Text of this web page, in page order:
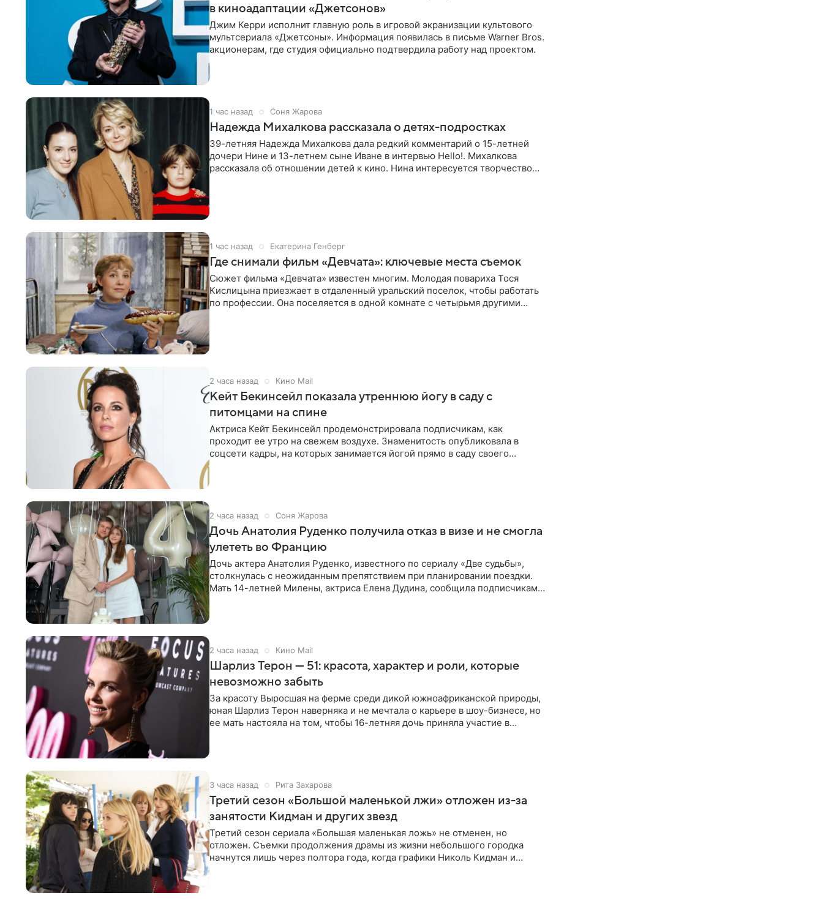
в киноадаптации «Джетсонов»
Джим Керри исполнит главную роль в игровой экранизации культового
мультсериала «Джетсоны». Информация появилась в письме Warner Bros.
акционерам, где студия официально подтвердила работу над проектом.
1 час назад Соня Жарова
Надежда Михалкова рассказала о детях-подростках
39-летняя Надежда Михалкова дала редкий комментарий о 15-летней
дочери Нине и 13-летнем сыне Иване в интервью Hello!. Михалкова
рассказала об отношении детей к кино. Нина интересуется творчеством,
1 час назад Екатерина Генберг
Где снимали фильм «Девчата»: ключевые места съемок
Сюжет фильма «Девчата» известен многим. Молодая повариха Тося
Кислицына приезжает в отдаленный уральский поселок, чтобы работать
по профессии. Она поселяется в одной комнате с четырьмя другими
2 часа назад Кино Mail
Кейт Бекинсейл показала утреннюю йогу в саду с
питомцами на спине
Актриса Кейт Бекинсейл продемонстрировала подписчикам, как
проходит ее утро на свежем воздухе. Знаменитость опубликовала в
соцсети кадры, на которых занимается йогой прямо в саду своего
2 часа назад Соня Жарова
Дочь Анатолия Руденко получила отказ в визе и не смогла
улететь во Францию
Дочь актера Анатолия Руденко, известного по сериалу «Две судьбы»,
столкнулась с неожиданным препятствием при планировании поездки.
Мать 14-летней Милены, актриса Елена Дудина, сообщила подписчикам в
2 часа назад Кино Mail
Шарлиз Терон — 51: красота, характер и роли, которые
невозможно забыть
За красоту Выросшая на ферме среди дикой южноафриканской природы,
юная Шарлиз Терон наверняка и не мечтала о карьере в шоу-бизнесе, но
ее мать настояла на том, чтобы 16-летняя дочь приняла участие в
3 часа назад Рита Захарова
Третий сезон «Большой маленькой лжи» отложен из-за
занятости Кидман и других звезд
Третий сезон сериала «Большая маленькая ложь» не отменен, но
отложен. Съемки продолжения драмы из жизни небольшого городка
начнутся лишь через полтора года, когда графики Николь Кидман и